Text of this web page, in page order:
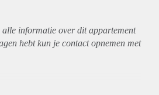
alle informatie over ditappartement
hebt kun je contact opnemen met